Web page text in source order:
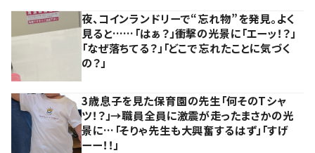
夜、コインランドリーで“忘れ物”を発見。よく
見ると……「はぁ？」衝撃の光景に「エーッ！？」
「なぜ落ちてる？」「どこで忘れたことに気づく
の？」
3歳息子を見た保育園の先生「何そのTシャ
ツ！？」→職員全員に激震が走ったまさかの光
景に…「そりゃ先生も大興奮するはず」「すげ
ーー！！」